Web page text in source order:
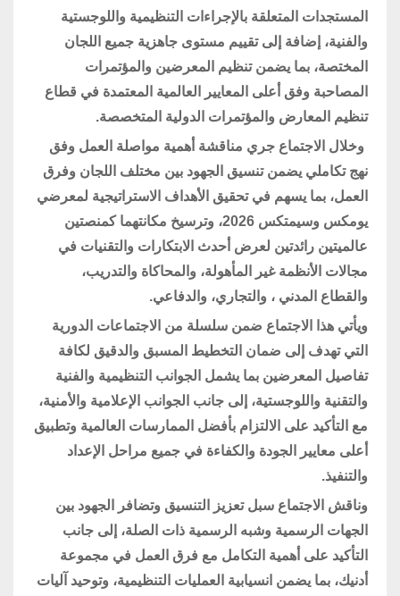
المستجدات المتعلقة بالإجراءات التنظيمية واللوجستية
والفنية، إضافة إلى تقييم مستوى جاهزية جميع اللجان
المختصة، بما يضمن تنظيم المعرضين والمؤتمرات
المصاحبة وفق أعلى المعايير العالمية المعتمدة في قطاع
تنظيم المعارض والمؤتمرات الدولية المتخصصة.
وخلال الاجتماع جري مناقشة أهمية مواصلة العمل وفق
نهج تكاملي يضمن تنسيق الجهود بين مختلف اللجان وفرق
العمل، بما يسهم في تحقيق الأهداف الاستراتيجية لمعرضي
يومكس وسيمتكس 2026، وترسيخ مكانتهما كمنصتين
عالميتين رائدتين لعرض أحدث الابتكارات والتقنيات في
مجالات الأنظمة غير المأهولة، والمحاكاة والتدريب،
والقطاع المدني ، والتجاري، والدفاعي.
ويأتي هذا الاجتماع ضمن سلسلة من الاجتماعات الدورية
التي تهدف إلى ضمان التخطيط المسبق والدقيق لكافة
تفاصيل المعرضين بما يشمل الجوانب التنظيمية والفنية
والتقنية واللوجستية، إلى جانب الجوانب الإعلامية والأمنية،
مع التأكيد على الالتزام بأفضل الممارسات العالمية وتطبيق
أعلى معايير الجودة والكفاءة في جميع مراحل الإعداد
والتنفيذ.
وناقش الاجتماع سبل تعزيز التنسيق وتضافر الجهود بين
الجهات الرسمية وشبه الرسمية ذات الصلة، إلى جانب
التأكيد على أهمية التكامل مع فرق العمل في مجموعة
أدنيك، بما يضمن انسيابية العمليات التنظيمية، وتوحيد آليات